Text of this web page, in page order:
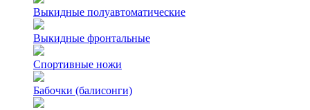
Выкидные полуавтоматические
Выкидные фронтальные
Спортивные ножи
Бабочки (балисонги)